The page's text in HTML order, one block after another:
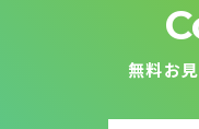
無料お